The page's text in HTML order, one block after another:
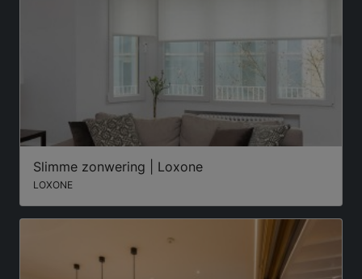
Slimme zonwering | Loxone
LOXONE